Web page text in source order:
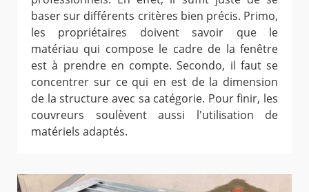
baser sur différents critères bien précis. Primo,
les propriétaires doivent savoir que le
matériau qui compose le cadre de la fenêtre
est à prendre en compte. Secondo, il faut se
concentrer sur ce qui en est de la dimension
de la structure avec sa catégorie. Pour finir, les
couvreurs soulèvent aussi l'utilisation de
matériels adaptés.